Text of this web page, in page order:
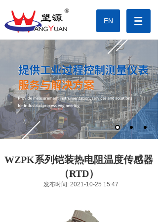
EN
WZPK系列铠装热电阻温度传感器
（RTD）
发布时间: 2021-10-25 15:47